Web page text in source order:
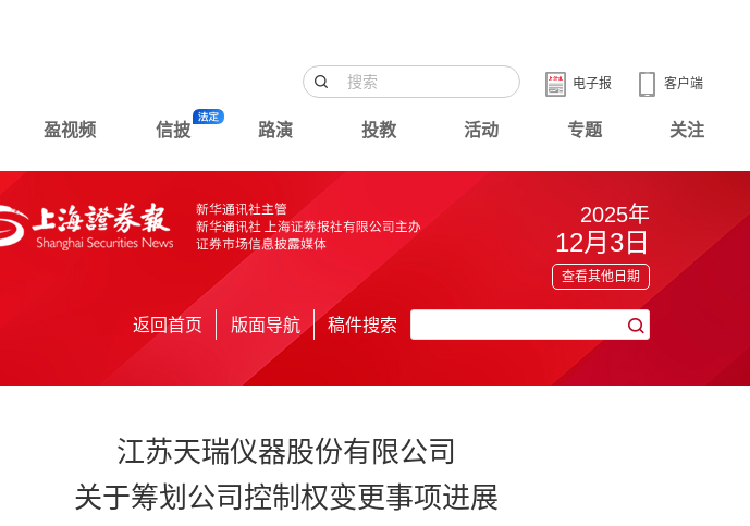
客户端
电子报
盈视频 信披 路演 投教 活动 专题 关注
2025年
12月3日
查看其他日期
返回首页 版面导航 稿件搜索
江苏天瑞仪器股份有限公司
关于筹划公司控制权变更事项进展